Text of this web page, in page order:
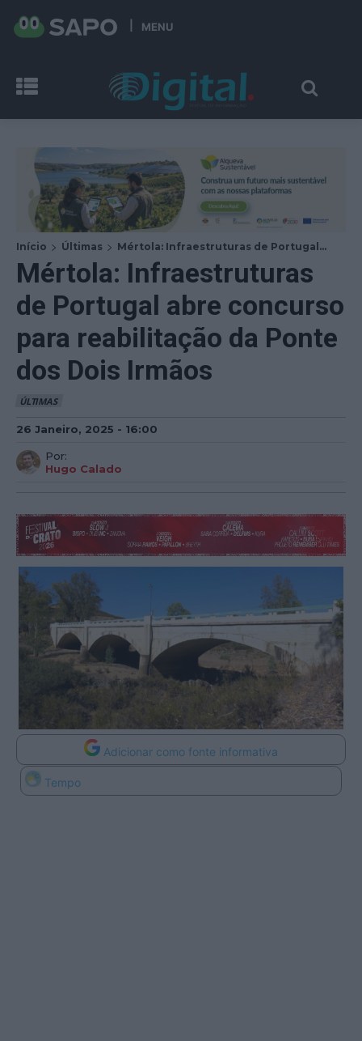
MENU
Início Últimas Mértola: Infraestruturas de Portugal...
Mértola: Infraestruturas
de Portugal abre concurso
para reabilitação da Ponte
dos Dois Irmãos
ÚLTIMAS
26 Janeiro, 2025 - 16:00
Por:
Hugo Calado
Adicionar como fonte informativa
Tempo